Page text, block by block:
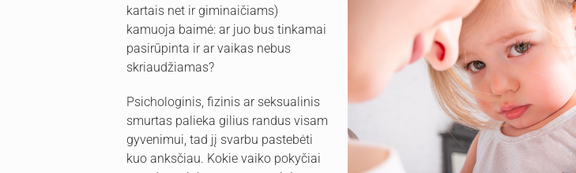
kartais net ir giminaičiams)
kamuoja baimė: ar juo bus tinkamai
pasirūpinta ir ar vaikas nebus
skriaudžiamas?
Psichologinis, fizinis ar seksualinis
smurtas palieka gilius randus visam
gyvenimui, tad jį svarbu pastebėti
kuo anksčiau. Kokie vaiko pokyčiai